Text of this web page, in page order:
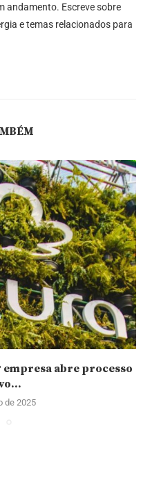
andamento. Escreve sobre
e temas relacionados para
abre processo
de 2025